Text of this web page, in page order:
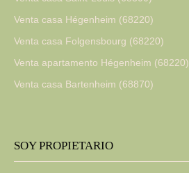
Venta casa Hégenheim (68220)
Venta casa Folgensbourg (68220)
Venta apartamento Hégenheim (68220)
Venta casa Bartenheim (68870)
SOY PROPIETARIO